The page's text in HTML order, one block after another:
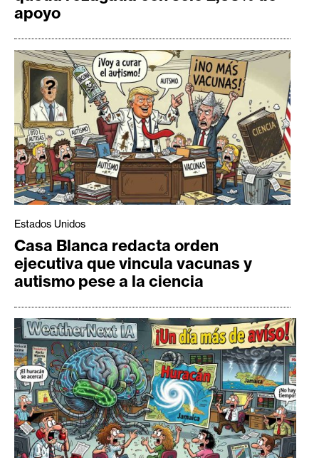
apoyo
Estados Unidos
Casa Blanca redacta orden
ejecutiva que vincula vacunas y
autismo pese a la ciencia